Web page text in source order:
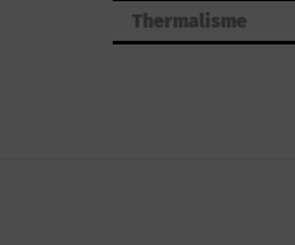
Thermalisme